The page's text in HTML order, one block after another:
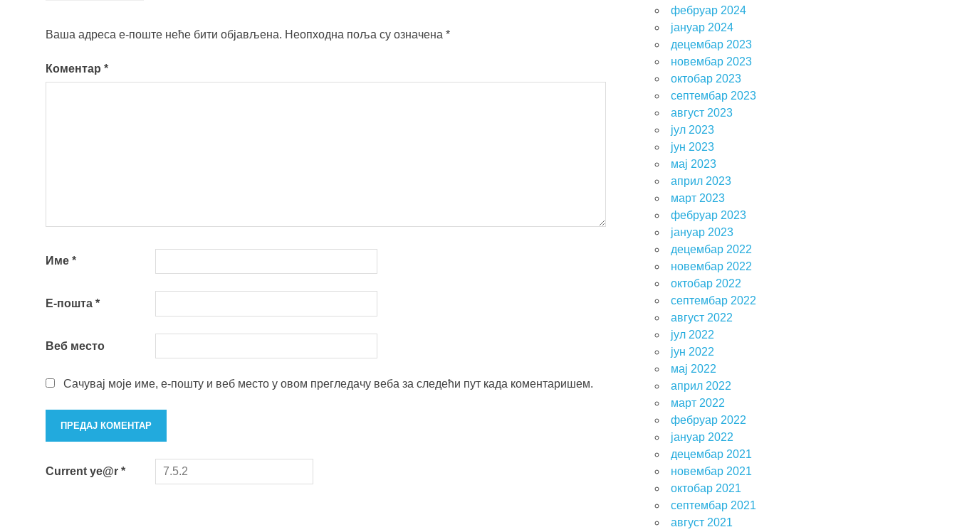
Ваша адреса е-поште неће бити објављена. Неопходна поља су означена *
Коментар *
Име *
Е-пошта *
Веб место
Сачувај моје име, е-пошту и веб место у овом прегледачу веба за следећи пут када коментаришем.
Current ye@r *
фебруар 2024
јануар 2024
децембар 2023
новембар 2023
октобар 2023
септембар 2023
август 2023
јул 2023
јун 2023
мај 2023
април 2023
март 2023
фебруар 2023
јануар 2023
децембар 2022
новембар 2022
октобар 2022
септембар 2022
август 2022
јул 2022
јун 2022
мај 2022
април 2022
март 2022
фебруар 2022
јануар 2022
децембар 2021
новембар 2021
октобар 2021
септембар 2021
август 2021